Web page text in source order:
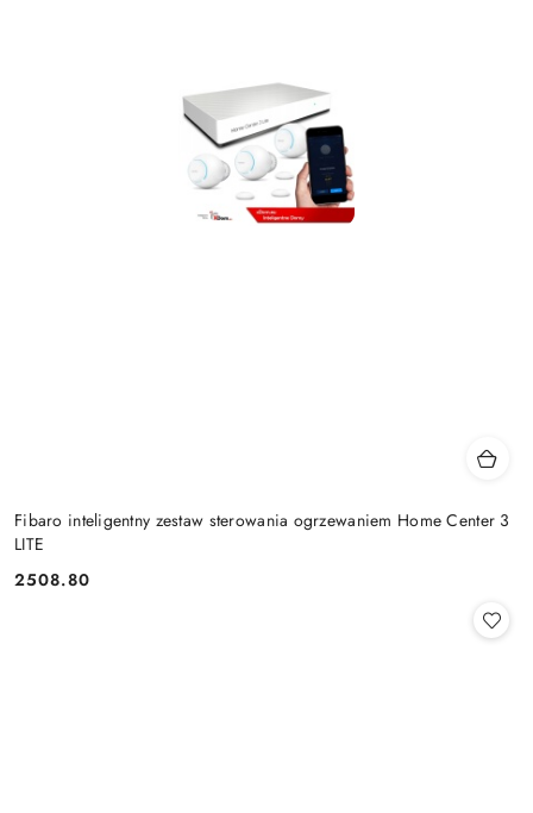
Fibaro inteligentny zestaw sterowania ogrzewaniem Home Center 3
LITE
Cena:
2508.80